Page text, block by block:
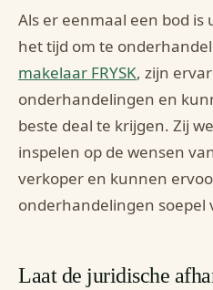
Als er eenmaal een bod is
het tijd om te
makelaar FRYSK, zijn
onderhandelingen en
beste deal te krijgen. Zij
inspelen op de wensen
verkoper en kunnen
onderhandelingen soepel
Laat de juridische